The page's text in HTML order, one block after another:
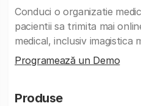
Conduci o organizatie
pacientii sa trimita mai
medical, inclusiv imagistica
Programează un Demo
Produse